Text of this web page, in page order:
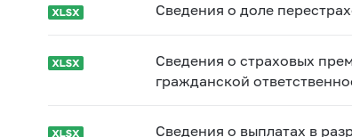
Сведения о доле
Сведения о страховых
гражданской
Сведения о выплатах в